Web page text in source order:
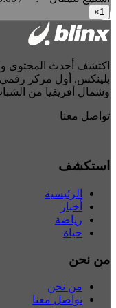
1
×
اكتشف أحدث المحتوى
بلينكس. أول مركز
وشمال أفريقيا من
تواصل معنا
استكشف
الرئيسية
أخبار
رياضة
حياة
من نحن
من نحن
تواصل معنا